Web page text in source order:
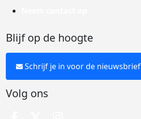
Blijf op de hoogte
Schrijf je in voor de nieuwsbrief
Volg ons